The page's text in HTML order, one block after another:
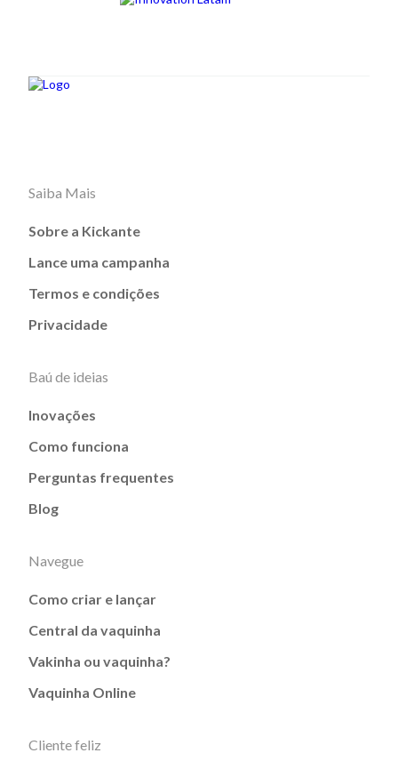
Saiba Mais
Sobre a Kickante
Lance uma campanha
Termos e condições
Privacidade
Baú de ideias
Inovações
Como funciona
Perguntas frequentes
Blog
Navegue
Como criar e lançar
Central da vaquinha
Vakinha ou vaquinha?
Vaquinha Online
Cliente feliz